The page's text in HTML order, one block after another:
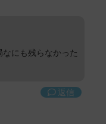
にも残らなかった
返信